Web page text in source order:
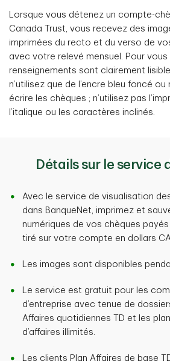
Lorsque vous détenez un compte-
Canada Trust, vous recevez des
imprimées du recto et du verso de
avec votre relevé mensuel. Pour vous
renseignements sont clairement
n’utilisez que de l’encre bleu foncé
écrire les chèques ; n’utilisez pas
l’italique ou les caractères inclinés.
Détails sur le service
Avec le service de visualisation
dans BanqueNet, imprimez et
numériques de vos chèques payés
tiré sur votre compte en dollars
Les images sont disponibles
Le service est gratuit pour les
d’entreprise avec tenue de
Affaires quotidiennes TD et les
d’affaires illimités.
Les clients Plan Affaires de base